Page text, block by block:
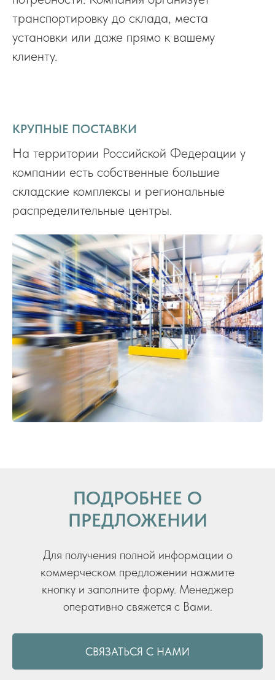
транспортировку до склада, места
установки или даже прямо к вашему
клиенту.
КРУПНЫЕ ПОСТАВКИ
На территории Российской Федерации у
компании есть собственные большие
складские комплексы и региональные
распределительные центры.
ПОДРОБНЕЕ О
ПРЕДЛОЖЕНИИ
Для получения полной информации о
коммерческом предложении нажмите
кнопку и заполните форму. Менеджер
оперативно свяжется с Вами.
СВЯЗАТЬСЯ С НАМИ